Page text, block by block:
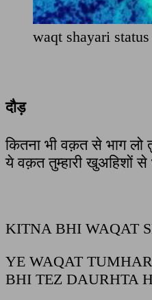
waqt shayari status
दौड़
कितना भी वक़त से भाग लो
ये वक़त तुम्हारी खुअहिशों से
KITNA BHI WAQAT
YE WAQAT
BHI TEZ DAURHTA